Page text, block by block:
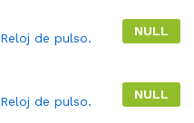
NULL
Reloj de pulso.
NULL
Reloj de pulso.